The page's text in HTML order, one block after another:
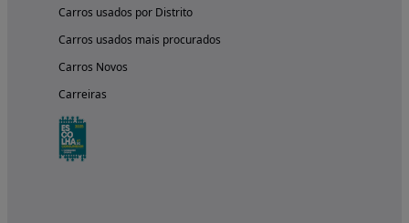
Carros usados por Distrito
Carros usados mais procurados
Carros Novos
Carreiras